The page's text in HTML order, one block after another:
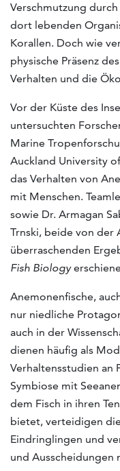
Verschmutzung
dort lebenden
Korallen. Doch wie
physische Präsenz
Verhalten und die
Vor der Küste des
untersuchten
Marine
Auckland University
das Verhalten von
mit Menschen.
sowie Dr. Armagan
Trnski, beide von der
überraschenden
Fish Biology
Anemonenfische,
nur niedliche
auch in der
dienen häufig als
Verhaltensstudien an
Symbiose mit
dem Fisch in ihren
bietet, verteidigen
Eindringlingen und
und Ausscheidungen